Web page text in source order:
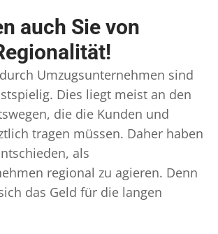
auch Sie von
Umzugsunternehmen sind
Dies liegt meist an den
die die Kunden und
tragen müssen. Daher haben
als
regional zu agieren. Denn
das Geld für die langen